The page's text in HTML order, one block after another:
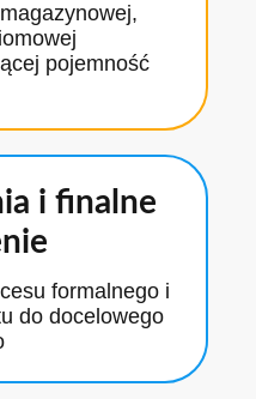
pojemność
i finalne
formalnego i
do docelowego